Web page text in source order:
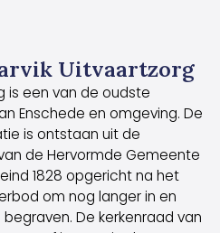
Uitvaartzorg
is een van de oudste
Enschede en omgeving. De
is ontstaan uit de
de Hervormde Gemeente
1828 opgericht na het
om nog langer in en
De kerkenraad van